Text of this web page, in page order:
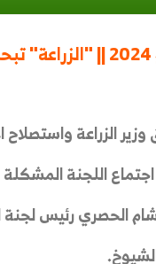
الاحد . 11 مايو
الزراعة
اللجنة المشكلة
الحصري رئيس لجنة